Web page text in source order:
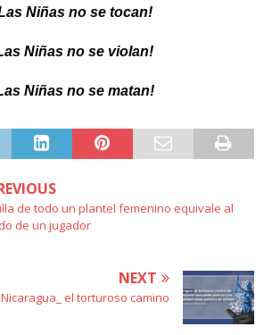
Niñas no se tocan!
Niñas no se violan!
Niñas no se matan!
de todo un plantel femenino equivale al
de un jugador
NEXT
Nicaragua_ el torturoso camino